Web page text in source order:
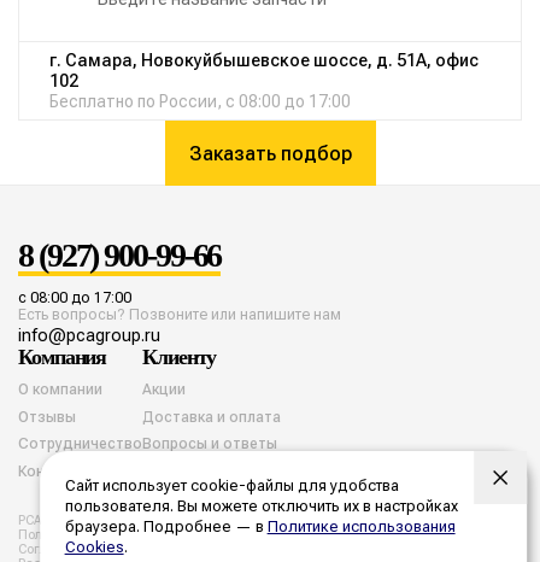
г. Самара, Новокуйбышевское шоссе, д. 51А, офис
102
Бесплатно по России, с 08:00 до 17:00
Заказать подбор
8 (927) 900-99-66
с 08:00 до 17:00
Есть вопросы? Позвоните или напишите нам
info@pcagroup.ru
Компания
О компании
Отзывы
Сотрудничество
Контакты
Клиенту
Акции
Доставка и оплата
Вопросы и ответы
PCA group. Все права защищены. 2026 год.
Политика конфиденциальности Согласие на обработку cookies
Согласие на обработку персональных данных
Сайт использует cookie-файлы для удобства
пользователя. Вы можете отключить их в настройках
браузера. Подробнее — в Политике использования
Cookies.